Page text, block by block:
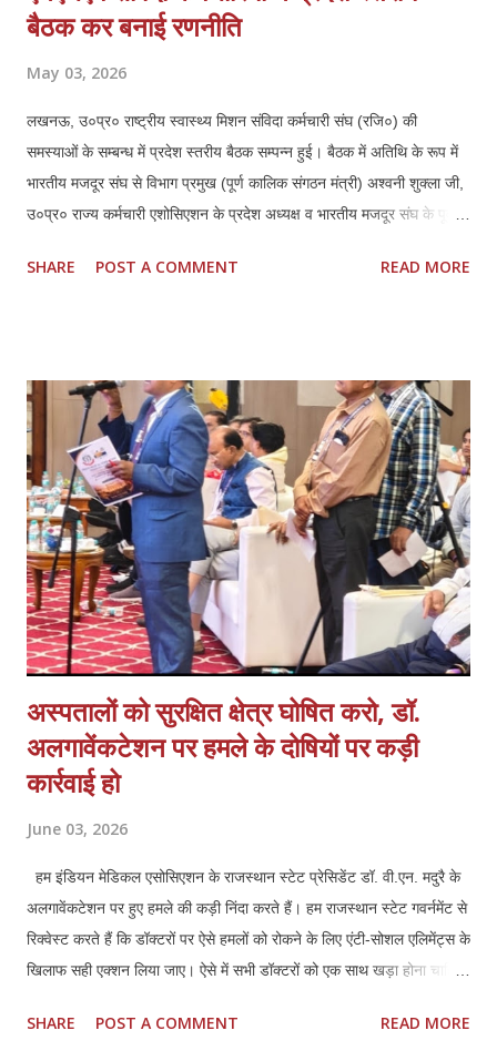
बैठक कर बनाई रणनीति
May 03, 2026
लखनऊ, उ०प्र० राष्ट्रीय स्वास्थ्य मिशन संविदा कर्मचारी संघ (रजि०) की
समस्याओं के सम्बन्ध में प्रदेश स्तरीय बैठक सम्पन्न हुई। बैठक में अतिथि के रूप में
भारतीय मजदूर संघ से विभाग प्रमुख (पूर्ण कालिक संगठन मंत्री) अश्वनी शुक्ला जी,
उ०प्र० राज्य कर्मचारी एशोसिएशन के प्रदेश अध्यक्ष व भारतीय मजदूर संघ के पूर्व
दीक्षित जी की गरिमामयी उपस्थिति रही। बैठक की अध्यक्षता कर रहे एनएचएम संघ के
स्वास्थ्य मिशन के अन्तर्गत कार्यस्त संविदा कर्मचारियों की गम्भीर समस्याओं का
प्रकाश डालते हुये आगामी समय में कर्मचारियों की मुख्य मांगों में नियमितीकरण/समान
कार्य समान वेतन, वेतन बढ़ोत्तरी, जॉब सुरक्षा एवं कैशलेस चिकित्सा सुविधा अथवा
स्वास्थ्य बीमा शामिल हैं एवं इसके साथ ही कर्मचारियों के मानदेय भुगतान में आ रही
समस्याओं क...
SHARE POST A COMMENT READ MORE
अस्पतालों को सुरक्षित क्षेत्र घोषित करो, डॉ.
अलगावेंकटेशन पर हमले के दोषियों पर कड़ी
कार्रवाई हो
June 03, 2026
हम इंडियन मेडिकल एसोसिएशन के राजस्थान स्टेट प्रेसिडेंट डॉ. वी.एन. मदुरै के
अलगावेंकटेशन पर हुए हमले की कड़ी निंदा करते हैं। हम राजस्थान स्टेट गवर्नमेंट से
रिक्वेस्ट करते हैं कि डॉक्टरों पर ऐसे हमलों को रोकने के लिए एंटी-सोशल एलिमेंट्स के
खिलाफ सही एक्शन लिया जाए। ऐसे में सभी डॉक्टरों को एक साथ खड़ा होना चाहिए
तरह राजस्थान में भी डॉक्टर्स एंड हॉस्पिटल प्रोटेक्शन एक्ट (TN HPA 48/2008)
SHARE POST A COMMENT READ MORE